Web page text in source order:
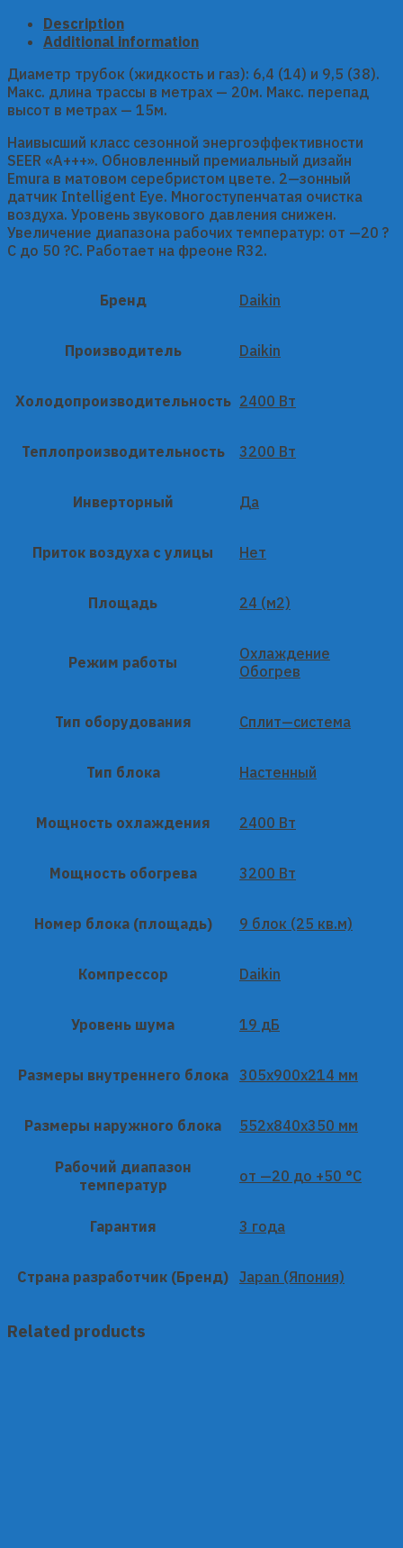
quantity
Description
Additional information
Диаметр трубок (жидкость и газ): 6,4 (14) и 9,5 (38).
Макс. длина трассы в метрах — 20м. Макс. перепад
высот в метрах — 15м.
Наивысший класс сезонной энергоэффективности
SEER «А+++». Обновленный премиальный дизайн
Emura в матовом серебристом цвете. 2—зонный
датчик Intelligent Eye. Многоступенчатая очистка
воздуха. Уровень звукового давления снижен.
Увеличение диапазона рабочих температур: от —20 ?
C до 50 ?C. Работает на фреоне R32.
Бренд Daikin
Производитель Daikin
Холодопроизводительность 2400 Вт
Теплопроизводительность 3200 Вт
Инверторный Да
Приток воздуха с улицы Нет
Площадь 24 (м2)
Режим работы
Охлаждение
Обогрев
Тип оборудования Сплит—система
Тип блока Настенный
Мощность охлаждения 2400 Вт
Мощность обогрева 3200 Вт
Номер блока (площадь) 9 блок (25 кв.м)
Компрессор Daikin
Уровень шума 19 дБ
Размеры внутреннего блока 305x900x214 мм
Размеры наружного блока 552x840x350 мм
Рабочий диапазон
температур
от —20 до +50 °C
Гарантия 3 года
Страна разработчик (Бренд) Japan (Япония)
Related products